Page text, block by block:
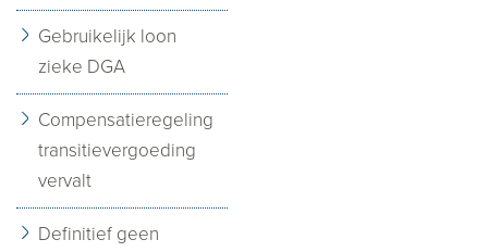
Gebruikelijk loon
zieke DGA
Compensatieregeling
transitievergoeding
vervalt
Definitief geen